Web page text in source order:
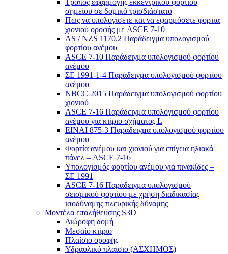
Τρόπος εφαρμογής εκκεντρικού φορτίου
σημείου σε δομικό τρισδιάστατο
Πώς να υπολογίσετε και να εφαρμόσετε φορτία
χιονιού οροφής με ASCE 7-10
AS / NZS 1170.2 Παράδειγμα υπολογισμού
φορτίου ανέμου
ASCE 7-10 Παράδειγμα υπολογισμού φορτίου
ανέμου
ΣΕ 1991-1-4 Παράδειγμα υπολογισμού φορτίου
ανέμου
NBCC 2015 Παράδειγμα υπολογισμού φορτίου
χιονιού
ASCE 7-16 Παράδειγμα υπολογισμού φορτίου
ανέμου για κτίριο σχήματος L
ΕΙΝΑΙ 875-3 Παράδειγμα υπολογισμού φορτίου
ανέμου
Φορτία ανέμου και χιονιού για επίγεια ηλιακά
πάνελ – ASCE 7-16
Υπολογισμός φορτίου ανέμου για πινακίδες –
ΣΕ 1991
ASCE 7-16 Παράδειγμα υπολογισμού
σεισμικού φορτίου με χρήση διαδικασίας
ισοδύναμης πλευρικής δύναμης
Μοντέλα επαλήθευσης S3D
Διώροφη δομή
Μεσαίο κτίριο
Πλαίσιο οροφής
Υδραυλικό πλαίσιο (ΑΣΧΗΜΟΣ)